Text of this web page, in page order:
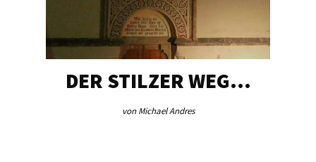
DER STILZER WEG…
von Michael Andres